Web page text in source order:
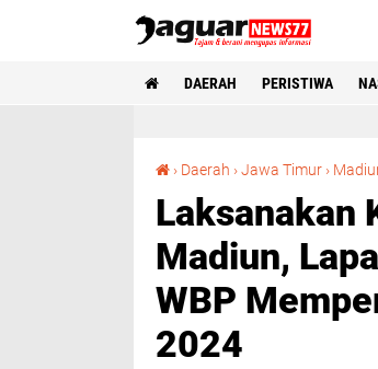
DAERAH PERISTIWA
› Daerah ›Jawa Timur ›
Laksanakan
Madiun,
WBP
2024